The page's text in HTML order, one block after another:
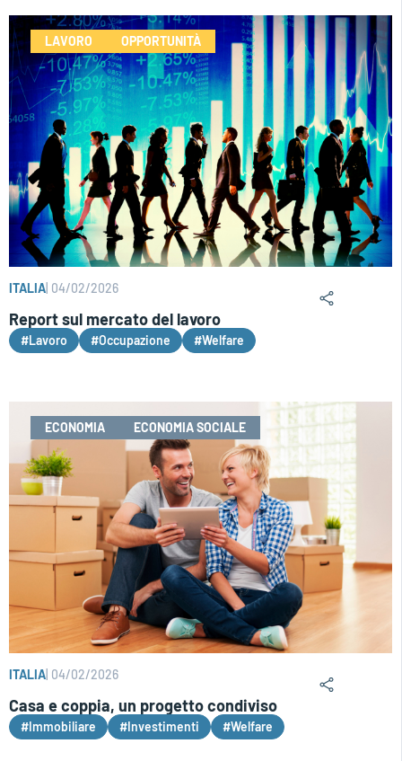
LAVORO OPPORTUNITÀ
ITALIA 04/02/2026
Report sul mercato del lavoro
#Lavoro #Occupazione #Welfare
ECONOMIA ECONOMIA SOCIALE
ITALIA 04/02/2026
Casa e coppia, un progetto condiviso
#Immobiliare #Investimenti #Welfare